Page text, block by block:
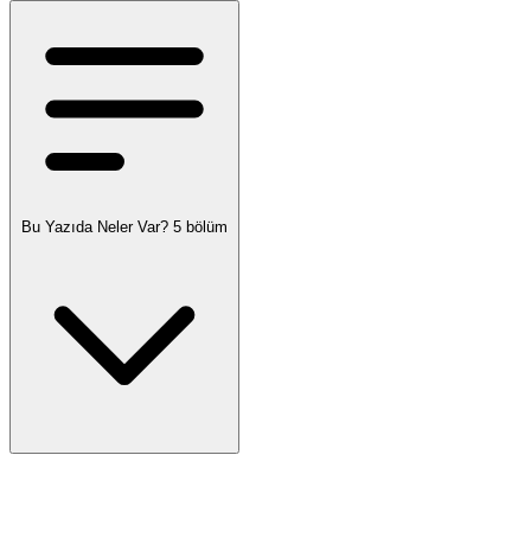
Bu Yazıda Neler Var? 5 bölüm